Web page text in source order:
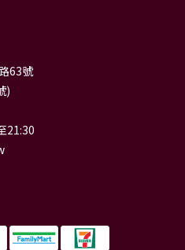
63號
)
21:30